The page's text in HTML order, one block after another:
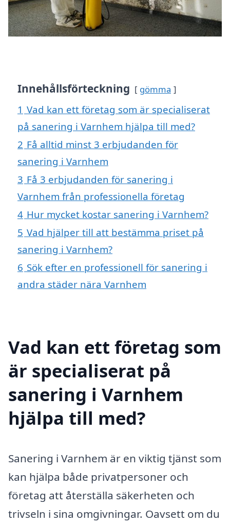
Innehållsförteckning gömma
1 Vad kan ett företag som är specialiserat
på sanering i Varnhem hjälpa till med?
2 Få alltid minst 3 erbjudanden för
sanering i Varnhem
3 Få 3 erbjudanden för sanering i
Varnhem från professionella företag
4 Hur mycket kostar sanering i Varnhem?
5 Vad hjälper till att bestämma priset på
sanering i Varnhem?
6 Sök efter en professionell för sanering i
andra städer nära Varnhem
Vad kan ett företag som
är specialiserat på
sanering i Varnhem
hjälpa till med?
Sanering i Varnhem är en viktig tjänst som
kan hjälpa både privatpersoner och
företag att återställa säkerheten och
trivseln i sina omgivningar. Oavsett om du